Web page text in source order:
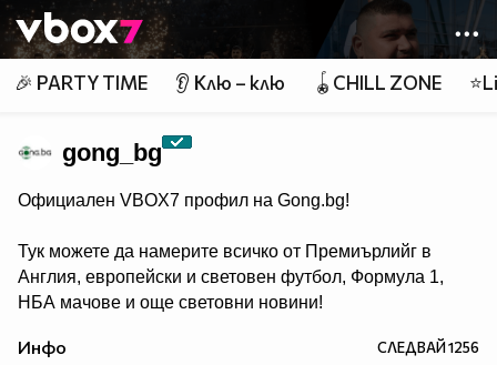
Member of
👾
🎉 PARTY TIME 👂 Клю – клю 🪀CHILL ZONE
gong_bg
Официален VBOX7 профил на Gong.bg!
Тук можете да намерите всичко от Премиърлийг в
Англия, европейски и световен футбол, Формула 1,
НБА мачове и още световни новини!
Инфо СЛЕДВАЙ1256